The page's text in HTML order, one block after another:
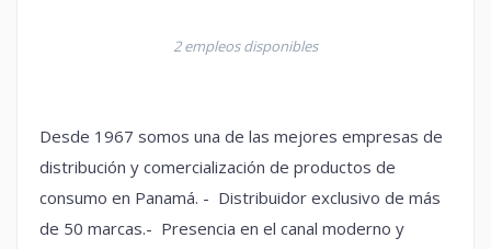
2 empleos disponibles
Desde 1967 somos una de las mejores empresas de
distribución y comercialización de productos de
consumo en Panamá. - Distribuidor exclusivo de más
de 50 marcas.- Presencia en el canal moderno y